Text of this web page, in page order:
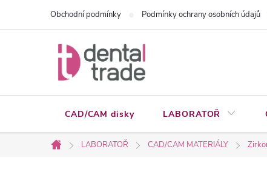
Obchodní podmínky Podmínky ochrany osobních údajů
CAD/CAM disky LABORATOŘ
Domů
LABORATOŘ CAD/CAM MATERIÁLY